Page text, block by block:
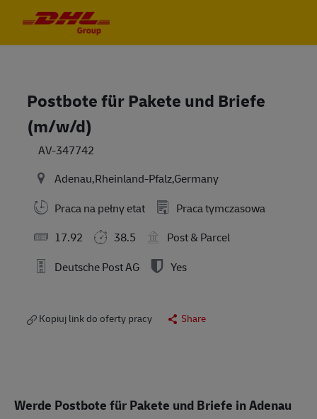
Postbote für Pakete und Briefe
(m/w/d)
AV-347742
Adenau,Rheinland-Pfalz,Germany
Praca na pełny etat
Praca tymczasowa
17.92
38.5
Post & Parcel
Deutsche Post AG
Yes
Kopiuj link do oferty pracy Share
Werde Postbote für Pakete und Briefe in Adenau